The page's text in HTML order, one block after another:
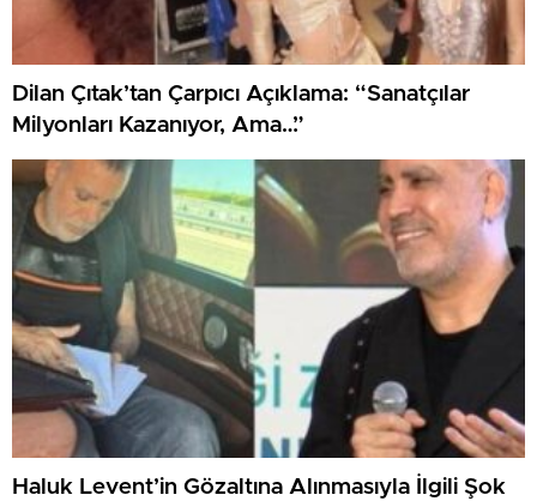
Dilan Çıtak’tan Çarpıcı Açıklama: “Sanatçılar
Milyonları Kazanıyor, Ama…”
Haluk Levent’in Gözaltına Alınmasıyla İlgili Şok